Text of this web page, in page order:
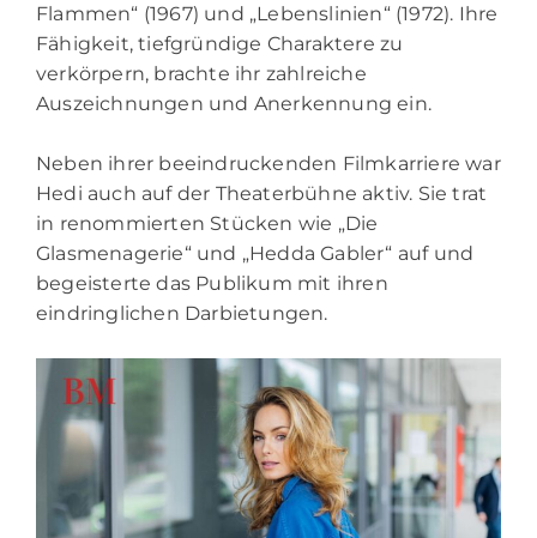
Flammen“ (1967) und „Lebenslinien“ (1972). Ihre
Fähigkeit, tiefgründige Charaktere zu
verkörpern, brachte ihr zahlreiche
Auszeichnungen und Anerkennung ein.
Neben ihrer beeindruckenden Filmkarriere war
Hedi auch auf der Theaterbühne aktiv. Sie trat
in renommierten Stücken wie „Die
Glasmenagerie“ und „Hedda Gabler“ auf und
begeisterte das Publikum mit ihren
eindringlichen Darbietungen.